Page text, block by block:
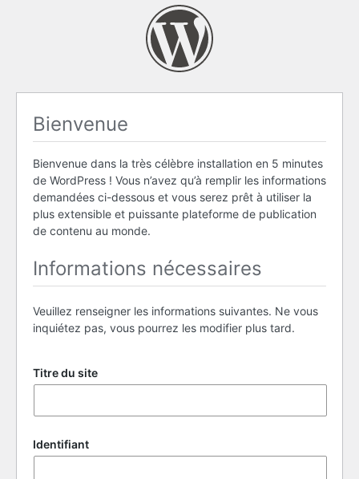
Bienvenue
Bienvenue dans la très célèbre installation en 5 minutes
de WordPress ! Vous n’avez qu’à remplir les informations
demandées ci-dessous et vous serez prêt à utiliser la
plus extensible et puissante plateforme de publication
de contenu au monde.
Informations nécessaires
Veuillez renseigner les informations suivantes. Ne vous
inquiétez pas, vous pourrez les modifier plus tard.
Titre du site
Identifiant